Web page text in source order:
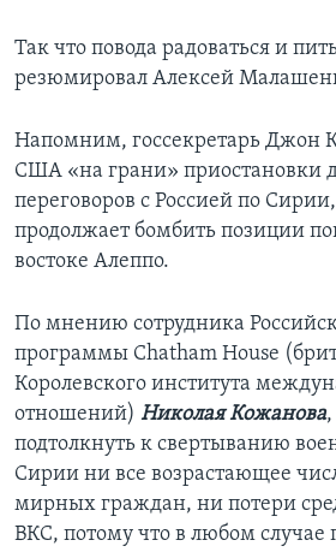
Так что повода радоваться и
резюмировал Алексей
Напомним, госсекретарь Джон
США «на грани» приостановки
переговоров с Россией по
продолжает бомбить позиции
востоке Алеппо.
По мнению сотрудника
программы Chatham House
Королевского института
отношений) Николая Кожанова,
подтолкнуть к свертыванию
Сирии ни все возрастающее
мирных граждан, ни потери
ВКС, потому что в любом случае